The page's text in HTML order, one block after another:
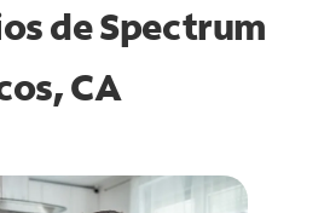
de Spectrum
CA